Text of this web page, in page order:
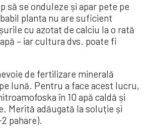
să se onduleze și apar pete pe
planta nu are suficient
cu azotat de calciu la o rată
– iar cultura dvs. poate fi
de fertilizare minerală
lună. Pentru a face acest lucru,
în 10 apă caldă și
Merită adăugată la soluție și
pahare).